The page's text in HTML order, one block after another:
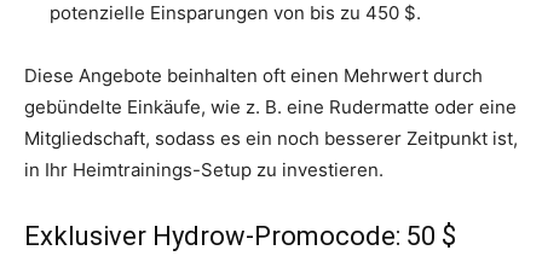
potenzielle Einsparungen von bis zu 450 $.
Diese Angebote beinhalten oft einen Mehrwert durch
gebündelte Einkäufe, wie z. B. eine Rudermatte oder eine
Mitgliedschaft, sodass es ein noch besserer Zeitpunkt ist,
in Ihr Heimtrainings-Setup zu investieren.
Exklusiver Hydrow-Promocode: 50 $